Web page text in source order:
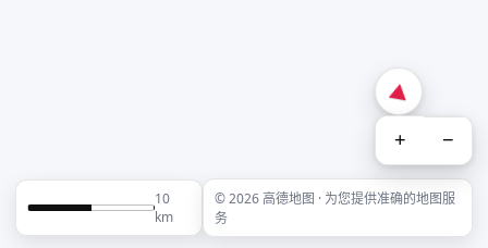
+ −
10
km
© 2026 高德地图 · 为您提供准确的地图服
务